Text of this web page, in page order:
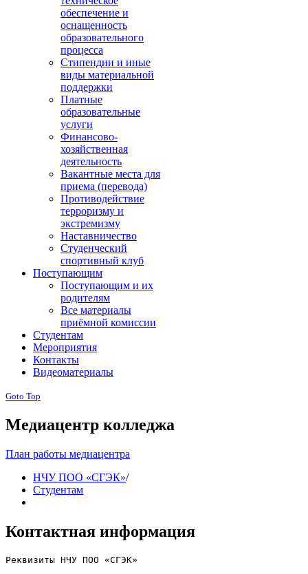
обеспечение и
оснащенность
образовательного
процесса
Стипендии и иные
виды материальной
поддержки
Платные
образовательные
услуги
Финансово-
хозяйственная
деятельность
Вакантные места для
приема (перевода)
Противодействие
терроризму и
экстремизму
Наставничество
Студенческий
спортивный клуб
Поступающим
Поступающим и их
родителям
Все материалы
приёмной комиссии
Студентам
Мероприятия
Контакты
Видеоматериалы
Goto Top
Медиацентр колледжа
План работы медиацентра
НЧУ ПОО «СГЭК»/
Студентам
Контактная информация
Реквизиты НЧУ ПОО «СГЭК»